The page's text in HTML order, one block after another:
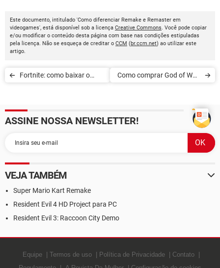
Este documento, intitulado 'Como diferenciar Remake e Remaster em
videogames', está disponível sob a licença Creative Commons. Você pode copiar
e/ou modificar o conteúdo desta página com base nas condições estipuladas
pela licença. Não se esqueça de creditar o CCM (br.ccm.net) ao utilizar este
artigo.
Fortnite: como baixar o
Como comprar God of War:
ASSINE NOSSA NEWSLETTER!
VEJA TAMBÉM
Super Mario Kart Remake
Resident Evil 4 HD Project para PC
Resident Evil 3: Raccoon City Demo
Equipe Termos de uso Política de Privacidade
Contato